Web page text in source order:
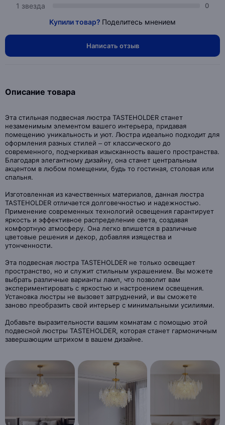
1 звезда 0
Купили товар? Поделитесь мнением
Написать отзыв
Описание товара
Эта стильная подвесная люстра TASTEHOLDER станет
незаменимым элементом вашего интерьера, придавая
помещению уникальность и уют. Люстра идеально подходит для
оформления разных стилей – от классического до
современного, подчеркивая изысканность вашего пространства.
Благодаря элегантному дизайну, она станет центральным
акцентом в любом помещении, будь то гостиная, столовая или
спальня.
Изготовленная из качественных материалов, данная люстра
TASTEHOLDER отличается долговечностью и надежностью.
Применение современных технологий освещения гарантирует
яркость и эффективное распределение света, создавая
комфортную атмосферу. Она легко впишется в различные
цветовые решения и декор, добавляя изящества и
утонченности.
Эта подвесная люстра TASTEHOLDER не только освещает
пространство, но и служит стильным украшением. Вы можете
выбрать различные варианты ламп, что позволит вам
экспериментировать с яркостью и настроением освещения.
Установка люстры не вызовет затруднений, и вы сможете
заново преобразить свой интерьер с минимальными усилиями.
Добавьте выразительности вашим комнатам с помощью этой
подвесной люстры TASTEHOLDER, которая станет гармоничным
завершающим штрихом в вашем дизайне.